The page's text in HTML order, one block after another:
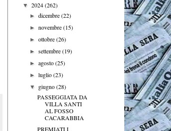
▼ 2024(262)
►dicembre(22)
►novembre(15)
►ottobre(26)
►settembre(19)
►agosto(25)
►luglio(23)
▼ giugno(28)
PASSEGGIATA DA
VILLA SANTI
AL FOSSO
CACARABBIA
PREMIATI I